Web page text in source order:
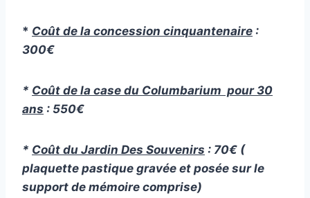
* Coût de la concession cinquantenaire :
300€
* Coût de la case du Columbarium pour 30
ans : 550€
* Coût du Jardin Des Souvenirs : 70€ (
plaquette pastique gravée et posée sur le
support de mémoire comprise)